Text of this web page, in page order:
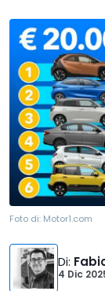
Foto di: Motor1.com
Di:
4 Dic